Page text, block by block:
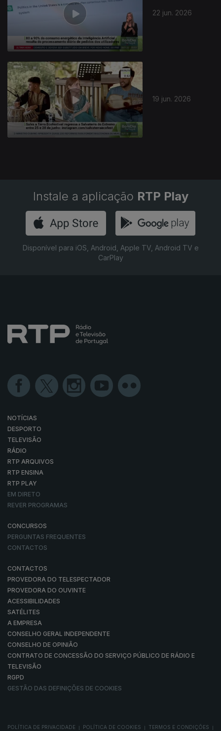
22 jun. 2026
19 jun. 2026
Instale a aplicação RTP Play
Disponível para iOS, Android, Apple TV, Android TV e
CarPlay
NOTÍCIAS
DESPORTO
TELEVISÃO
RÁDIO
RTP ARQUIVOS
RTP ENSINA
RTP PLAY
EM DIRETO
REVER PROGRAMAS
CONCURSOS
PERGUNTAS FREQUENTES
CONTACTOS
CONTACTOS
PROVEDORA DO TELESPECTADOR
PROVEDORA DO OUVINTE
ACESSIBILIDADES
SATÉLITES
A EMPRESA
CONSELHO GERAL INDEPENDENTE
CONSELHO DE OPINIÃO
CONTRATO DE CONCESSÃO DO SERVIÇO PÚBLICO DE RÁDIO E
TELEVISÃO
RGPD
GESTÃO DAS DEFINIÇÕES DE COOKIES
POLÍTICA DE PRIVACIDADE POLÍTICA DE COOKIES TERMOS E CONDIÇÕES